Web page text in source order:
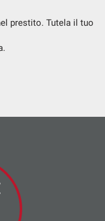
prestito. Tutela il tuo